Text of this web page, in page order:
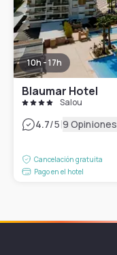
10h - 17h
Blaumar Hotel
Salou
4.7/5|9 Opiniones
Cancelación gratuita
Pago en el hotel